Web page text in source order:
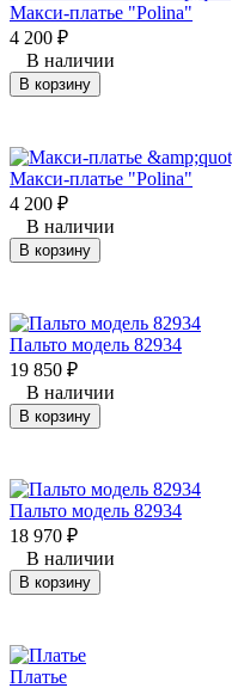
Макси-платье "Polina"
4 200 ₽
В наличии
В корзину
Макси-платье "Polina"
4 200 ₽
В наличии
В корзину
Пальто модель 82934
19 850 ₽
В наличии
В корзину
Пальто модель 82934
18 970 ₽
В наличии
В корзину
Платье